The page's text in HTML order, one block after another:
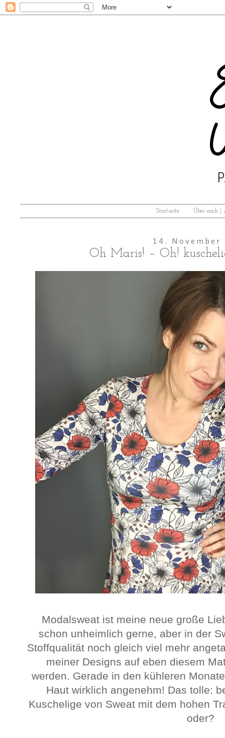
Startseite Über mich |
14. November
Oh Maris! – Oh!
Modalsweat ist meine neue große
schon unheimlich gerne, aber in der
Stoffqualität noch gleich viel mehr
meiner Designs auf eben diesem
werden. Gerade in den kühleren
Haut wirklich angenehm! Das tolle:
Kuschelige von Sweat mit dem hohen
oder?